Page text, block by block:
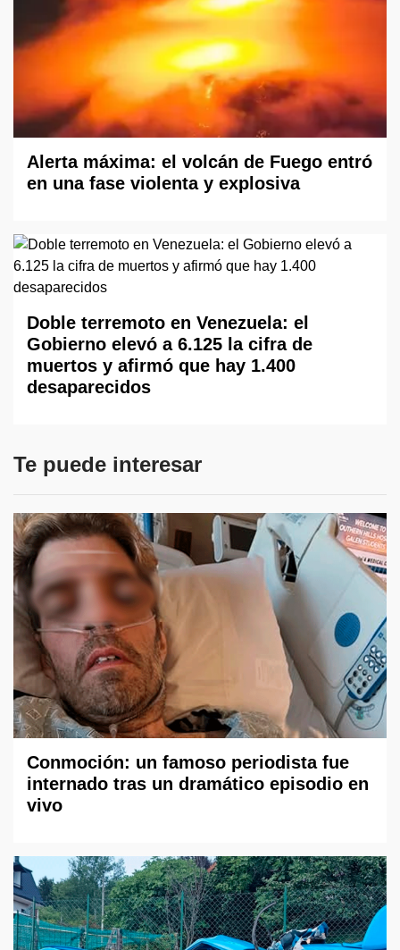
Alerta máxima: el volcán de Fuego entró
en una fase violenta y explosiva
Doble terremoto en Venezuela: el
Gobierno elevó a 6.125 la cifra de
muertos y afirmó que hay 1.400
desaparecidos
Te puede interesar
Conmoción: un famoso periodista fue
internado tras un dramático episodio en
vivo